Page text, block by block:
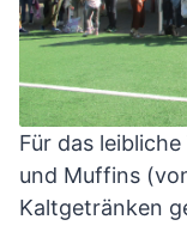
Für das
und Muffins
Kaltgetränken